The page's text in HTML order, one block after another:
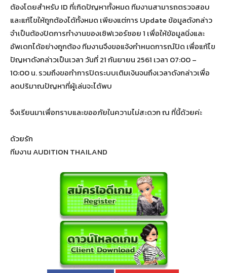
ต้องโดยสำหรับ ID ที่เกิดปัญหาทั้งหมด ทีมงานสามารถตรวจสอบ
และแก้ไขให้ถูกต้องได้ทั้งหมด เพียงแต่การ Update ข้อมูลดังกล่าว
จำเป็นต้องปิดการทำงานของเซิฟเวอร์ซอย 1 เพื่อให้ข้อมูลนิ่งและ
อัพเดทได้อย่างถูกต้อง ทีมงานจึงขอแจ้งกำหนดการณ์ปิด เพื่อแก้ไข
ปัญหาดังกล่าวเป็นเวลา วันที่ 21 กันยายน 2561 เวลา 07:00 –
10:00 น. รวมถึงขอทำการปิดระบบเติมเงินจนถึงเวลาดังกล่าวเพื่อ
ลดปริมาณปัญหาที่ผู้เล่นจะได้พบ
จึงเรียนมาเพื่อทราบและขออภัยในความไม่สะดวก ณ ที่นี้ด้วยค่ะ
ด้วยรัก
ทีมงาน AUDITION THAILAND